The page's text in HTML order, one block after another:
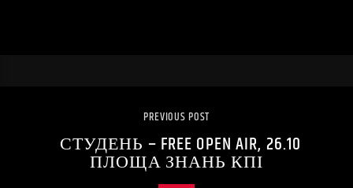
PREVIOUS POST
СТУДЕНЬ – FREE OPEN AIR, 26.10
ПЛОЩА ЗНАНЬ КПІ